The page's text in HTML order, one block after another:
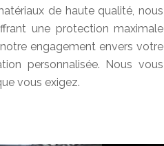
de haute qualité, nous
une protection maximale
engagement envers votre
personnalisée. Nous vous
vous exigez.